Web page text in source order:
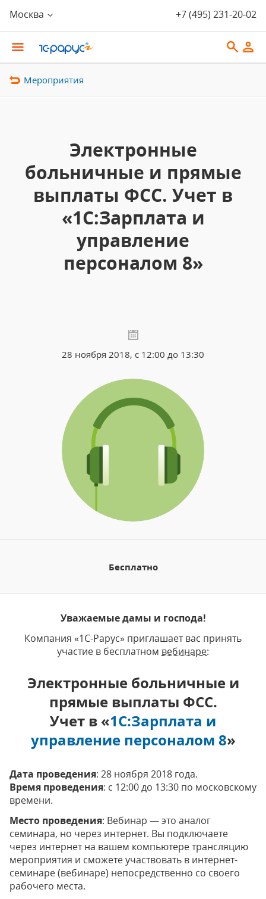
Москва +7 (495) 231-20-02
Мероприятия
Электронные
больничные и прямые
выплаты ФСС. Учет в
«1С:Зарплата и
управление
персоналом 8»
28 ноября 2018, с 12:00 до 13:30
Бесплатно
Уважаемые дамы и господа!
Компания «1С-Рарус» приглашает вас принять
участие в бесплатном вебинаре:
Электронные больничные и
прямые выплаты ФСС.
Учет в «1С:Зарплата и
управление персоналом 8»
Дата проведения: 28 ноября 2018 года.
Время проведения: с 12:00 до 13:30 по московскому
времени.
Место проведения: Вебинар — это аналог
семинара, но через интернет. Вы подключаете
через интернет на вашем компьютере трансляцию
мероприятия и сможете участвовать в интернет-
семинаре (вебинаре) непосредственно со своего
рабочего места.